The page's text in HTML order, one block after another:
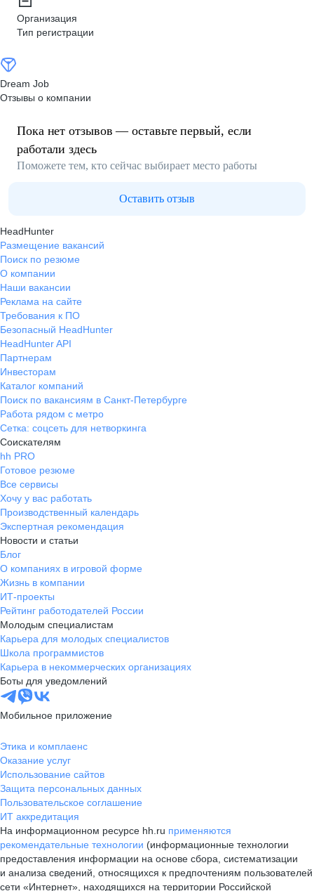
Организация
Тип регистрации
Dream Job
Отзывы о компании
Пока нет отзывов — оставьте первый, если
работали здесь
Поможете тем, кто сейчас выбирает место работы
Оставить отзыв
HeadHunter
Размещение вакансий
Поиск по резюме
О компании
Наши вакансии
Реклама на сайте
Требования к ПО
Безопасный HeadHunter
HeadHunter API
Партнерам
Инвесторам
Каталог компаний
Поиск по вакансиям в Санкт-Петербурге
Работа рядом с метро
Сетка: соцсеть для нетворкинга
Соискателям
hh PRO
Готовое резюме
Все сервисы
Хочу у вас работать
Производственный календарь
Экспертная рекомендация
Новости и статьи
Блог
О компаниях в игровой форме
Жизнь в компании
ИТ-проекты
Рейтинг работодателей России
Молодым специалистам
Карьера для молодых специалистов
Школа программистов
Карьера в некоммерческих организациях
Боты для уведомлений
Мобильное приложение
Этика и комплаенс
Оказание услуг
Использование сайтов
Защита персональных данных
Пользовательское соглашение
ИТ аккредитация
На информационном ресурсе hh.ru применяются
рекомендательные технологии (информационные технологии
предоставления информации на основе сбора, систематизации
и анализа сведений, относящихся к предпочтениям пользователей
сети «Интернет», находящихся на территории Российской